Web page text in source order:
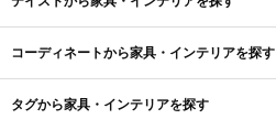
コーディネートから家具・インテリアを探す
タグから家具・インテリアを探す